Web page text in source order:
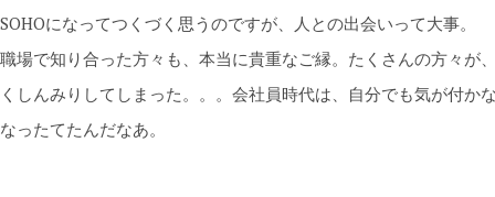
SOHOになってつくづく思うのですが、人との出会いって大事。
職場で知り合った方々も、本当に貴重なご縁。たくさんの方々が
くしんみりしてしまった。。。会社員時代は、自分でも気が付か
なったてたんだなあ。